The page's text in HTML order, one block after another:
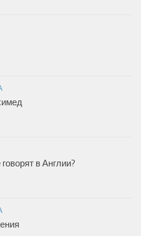
в Англии?